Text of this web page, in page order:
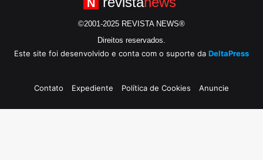
N
©2001-2025 REVISTA NEWS®
Direitos reservados.
Este site foi desenvolvido e conta com o suporte da DeltaPress
Contato Expediente Política de Cookies Anuncie